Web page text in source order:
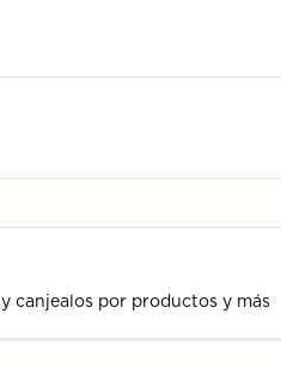
canjealos por productos y más